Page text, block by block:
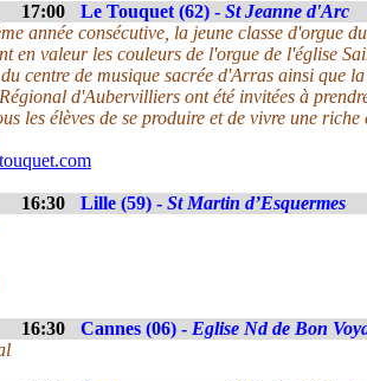
17:00 Le Touquet (62) - St Jeanne d'Arc
année consécutive, la jeune classe d'orgue
en valeur les couleurs de l'orgue de l'église
centre de musique sacrée d'Arras ainsi que
d'Aubervilliers ont été invitées à
les élèves de se produire et de vivre une riche
16:30 Lille (59) - St Martin d’Esquermes
16:30 Cannes (06) - Eglise Nd de Bon